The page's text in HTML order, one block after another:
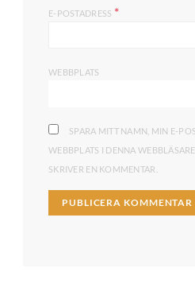
E-POSTADRESS *
WEBBPLATS
SPARA MITT NAMN, MIN E-
WEBBPLATS I DENNA
SKRIVER EN KOMMENTAR.